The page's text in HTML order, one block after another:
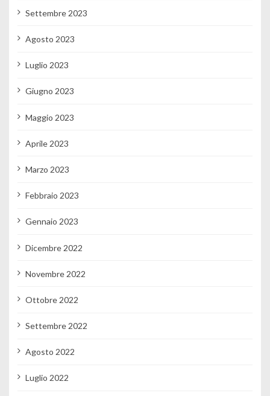
Settembre 2023
Agosto 2023
Luglio 2023
Giugno 2023
Maggio 2023
Aprile 2023
Marzo 2023
Febbraio 2023
Gennaio 2023
Dicembre 2022
Novembre 2022
Ottobre 2022
Settembre 2022
Agosto 2022
Luglio 2022